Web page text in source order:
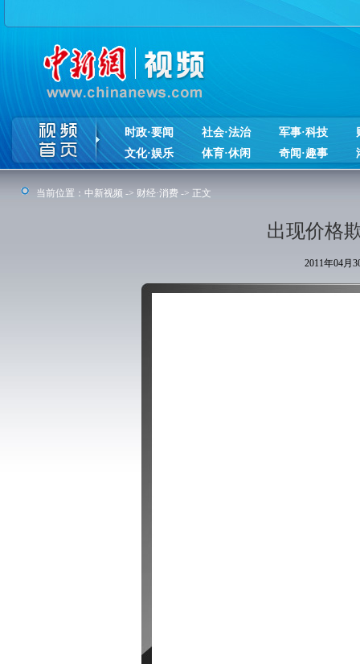
时政·要闻 社会·法治 军事·科技
文化·娱乐
体育·休闲 奇闻·趣事
当前位置： 中新视频 -> 财经·消费 -> 正文
出现价格
2011年04月